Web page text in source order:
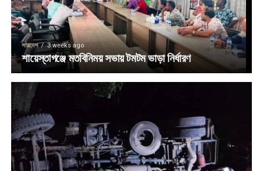
সারাদেশ 3 weeks ago
শায়েস্তাগঞ্জে মতবিনিময় সভায় টমটম ভাড়া নির্ধারণ